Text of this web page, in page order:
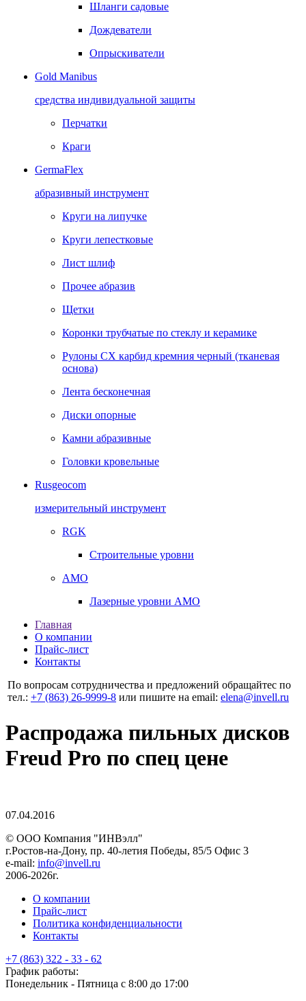
Шланги садовые
Дождеватели
Опрыскиватели
Gold Manibus
средства индивидуальной защиты
Перчатки
Краги
GermaFlex
абразивный инструмент
Круги на липучке
Круги лепестковые
Лист шлиф
Прочее абразив
Щетки
Коронки трубчатые по стеклу и керамике
Рулоны CX карбид кремния черный (тканевая
основа)
Лента бесконечная
Диски опорные
Камни абразивные
Головки кровельные
Rusgeocom
измерительный инструмент
RGK
Строительные уровни
AMO
Лазерные уровни AMO
Главная
О компании
Прайс-лист
Контакты
По вопросам сотрудничества и предложений обращайтес по
тел.: +7 (863) 26‐9999‐8 или пишите на email: elena@invell.ru
Распродажа пильных дисков
Freud Pro по спец цене
07.04.2016
© ООО Компания "ИНВэлл"
г.Ростов-на-Дону, пр. 40-летия Победы, 85/5 Офис 3
e-mail: info@invell.ru
2006-2026г.
О компании
Прайс-лист
Политика конфиденциальности
Контакты
+7 (863) 322 - 33 - 62
График работы:
Понедельник - Пятница с 8:00 до 17:00